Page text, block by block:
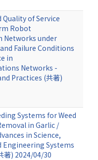
of Service
Robot
Networks under
Failure Conditions
in
Networks -
Practices (共著)
Systems for Weed
in Garlic /
in Science,
Engineering Systems
著) 2024/04/30